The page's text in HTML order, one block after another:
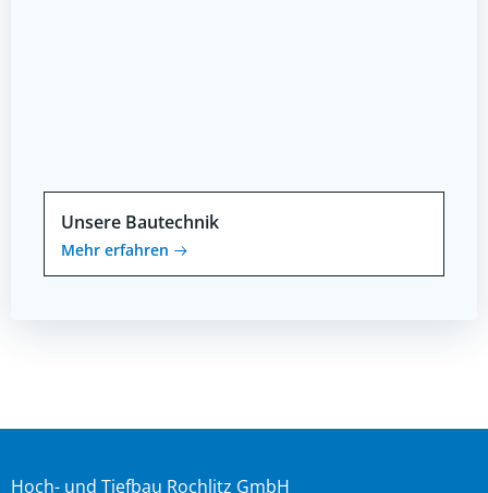
Unsere Bautechnik
Mehr erfahren
Hoch- und Tiefbau Rochlitz GmbH